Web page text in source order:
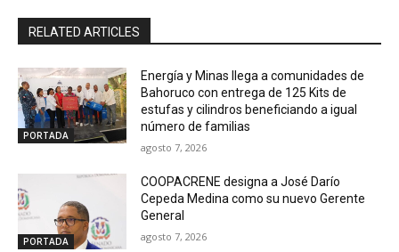
RELATED ARTICLES
PORTADA
Energía y Minas llega a comunidades de
Bahoruco con entrega de 125 Kits de
estufas y cilindros beneficiando a igual
número de familias
agosto 7, 2026
PORTADA
COOPACRENE designa a José Darío
Cepeda Medina como su nuevo Gerente
General
agosto 7, 2026